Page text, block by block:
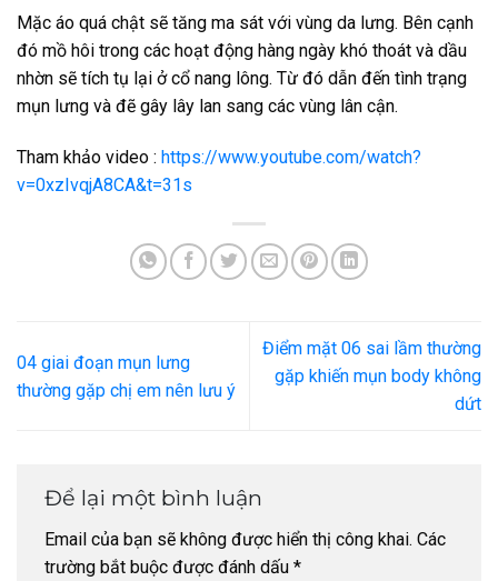
Mặc áo quá chật sẽ tăng ma sát với vùng da lưng. Bên cạnh
đó mồ hôi trong các hoạt động hàng ngày khó thoát và dầu
nhờn sẽ tích tụ lại ở cổ nang lông. Từ đó dẫn đến tình trạng
mụn lưng và đẽ gây lây lan sang các vùng lân cận.
Tham khảo video : https://www.youtube.com/watch?
v=0xzIvqjA8CA&t=31s
04 giai đoạn mụn lưng
thường gặp chị em nên lưu ý
Điểm mặt 06 sai lầm thường
gặp khiến mụn body không
dứt
Để lại một bình luận
Email của bạn sẽ không được hiển thị công khai. Các
trường bắt buộc được đánh dấu *